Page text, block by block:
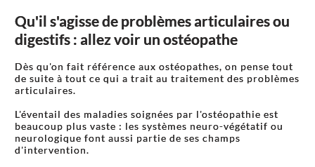
Qu'il s'agisse de problèmes articulaires ou
digestifs : allez voir un ostéopathe
Dès qu'on fait référence aux ostéopathes, on pense tout
de suite à tout ce qui a trait au traitement des problèmes
articulaires.
L'éventail des maladies soignées par l'ostéopathie est
beaucoup plus vaste : les systèmes neuro-végétatif ou
neurologique font aussi partie de ses champs
d'intervention.